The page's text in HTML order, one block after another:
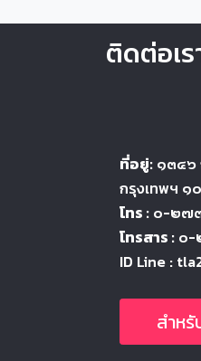
ติดต่อเร
ที่อยู่: ๑๓๔๖
กรุงเทพฯ ๑
โทร : ๐-๒๗
โทรสาร : ๐-
ID Line :
สำหรั